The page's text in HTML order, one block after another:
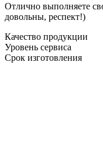
Отлично выполняете
довольны, респект!)
Качество продукции
Уровень сервиса
Срок изготовления